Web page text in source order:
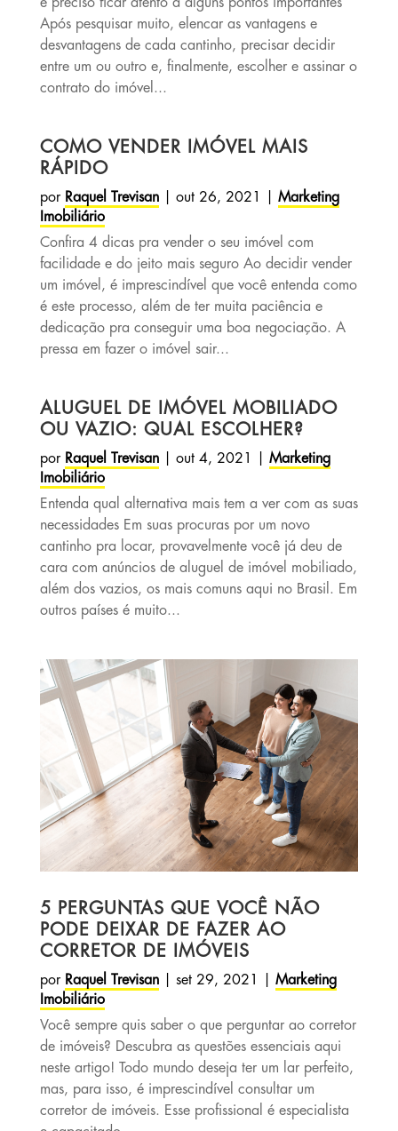
é preciso ficar atento a alguns pontos importantes
Após pesquisar muito, elencar as vantagens e
desvantagens de cada cantinho, precisar decidir
entre um ou outro e, finalmente, escolher e assinar o
contrato do imóvel...
COMO VENDER IMÓVEL MAIS
RÁPIDO
por Raquel Trevisan| out 26, 2021
Marketing
Imobiliário
Confira 4 dicas pra vender o seu imóvel com
facilidade e do jeito mais seguro Ao decidir vender
um imóvel, é imprescindível que você entenda como
é este processo, além de ter muita paciência e
dedicação pra conseguir uma boa negociação. A
pressa em fazer o imóvel sair...
ALUGUEL DE IMÓVEL MOBILIADO
OU VAZIO: QUAL ESCOLHER?
por Raquel Trevisan| out 4, 2021
Marketing
Imobiliário
Entenda qual alternativa mais tem a ver com as suas
necessidades Em suas procuras por um novo
cantinho pra locar, provavelmente você já deu de
cara com anúncios de aluguel de imóvel mobiliado,
além dos vazios, os mais comuns aqui no Brasil. Em
outros países é muito...
5 PERGUNTAS QUE VOCÊ NÃO
PODE DEIXAR DE FAZER AO
CORRETOR DE IMÓVEIS
por Raquel Trevisan| set 29, 2021
Marketing
Imobiliário
Você sempre quis saber o que perguntar ao corretor
de imóveis? Descubra as questões essenciais aqui
neste artigo! Todo mundo deseja ter um lar perfeito,
mas, para isso, é imprescindível consultar um
corretor de imóveis. Esse profissional é especialista